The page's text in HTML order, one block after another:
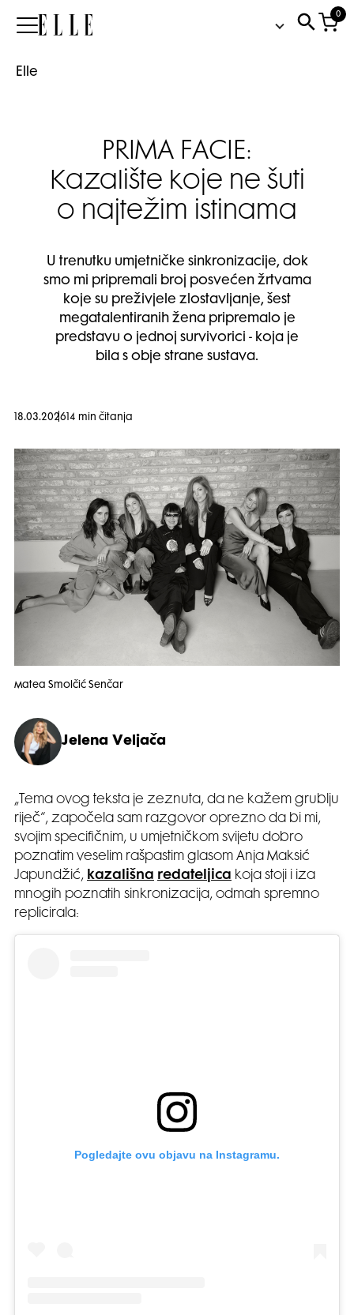
Elle
0
Elle
PRIMA FACIE:
Kazalište koje ne šuti
o najtežim istinama
U trenutku umjetničke sinkronizacije, dok
smo mi pripremali broj posvećen žrtvama
koje su preživjele zlostavljanje, šest
megatalentiranih žena pripremalo je
predstavu o jednoj survivorici - koja je
bila s obje strane sustava.
18.03.2026 14 min čitanja
Matea Smolčić Senčar
Jelena Veljača
„Tema ovog teksta je zeznuta, da ne kažem grublju
riječ“, započela sam razgovor oprezno da bi mi,
svojim specifičnim, u umjetničkom svijetu dobro
poznatim veselim rašpastim glasom Anja Maksić
Japundžić, kazališna redateljica koja stoji i iza
mnogih poznatih sinkronizacija, odmah spremno
replicirala:
Pogledajte ovu objavu na Instagramu.